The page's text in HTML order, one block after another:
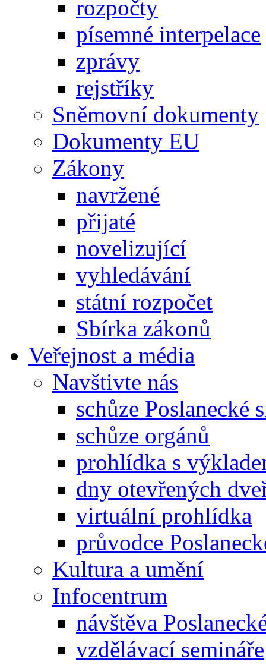
rozpočty
písemné interpelace
zprávy
rejstříky
Sněmovní dokumenty
Dokumenty EU
Zákony
navržené
přijaté
novelizující
vyhledávání
státní rozpočet
Sbírka zákonů
Veřejnost a média
Navštivte nás
schůze Poslanecké
schůze orgánů
prohlídka s
dny otevřených
virtuální prohlídka
průvodce
Kultura a umění
Infocentrum
návštěva
vzdělávací semináře